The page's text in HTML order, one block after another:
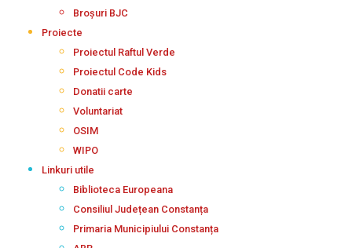
Broșuri BJC
Proiecte
Proiectul Raftul Verde
Proiectul Code Kids
Donatii carte
Voluntariat
OSIM
WIPO
Linkuri utile
Biblioteca Europeana
Consiliul Județean Constanța
Primaria Municipiului Constanța